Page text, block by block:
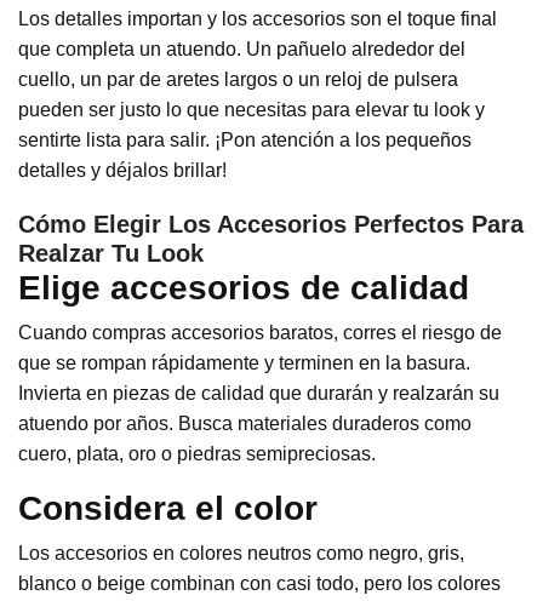
Los detalles importan y los accesorios son el toque final
que completa un atuendo. Un pañuelo alrededor del
cuello, un par de aretes largos o un reloj de pulsera
pueden ser justo lo que necesitas para elevar tu look y
sentirte lista para salir. ¡Pon atención a los pequeños
detalles y déjalos brillar!
Cómo Elegir Los Accesorios Perfectos Para
Realzar Tu Look
Elige accesorios de calidad
Cuando compras accesorios baratos, corres el riesgo de
que se rompan rápidamente y terminen en la basura.
Invierta en piezas de calidad que durarán y realzarán su
atuendo por años. Busca materiales duraderos como
cuero, plata, oro o piedras semipreciosas.
Considera el color
Los accesorios en colores neutros como negro, gris,
blanco o beige combinan con casi todo, pero los colores